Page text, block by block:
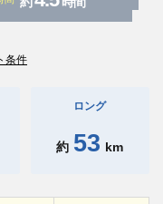
条件
ロング
約 53 km